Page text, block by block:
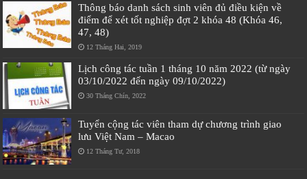
Thông báo danh sách sinh viên đủ điều kiện về
điểm để xét tốt nghiệp đợt 2 khóa 48 (Khóa 46,
47, 48)
12 Tháng Hai, 2019
Lịch công tác tuần 1 tháng 10 năm 2022 (từ ngày
03/10/2022 đến ngày 09/10/2022)
30 Tháng Chín, 2022
Tuyển cộng tác viên tham dự chương trình giao
lưu Việt Nam – Macao
12 Tháng Tư, 2018